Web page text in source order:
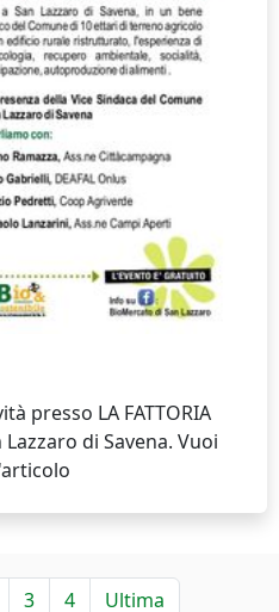
presso LA FATTORIA
di Savena. Vuoi
3 4 Ultima